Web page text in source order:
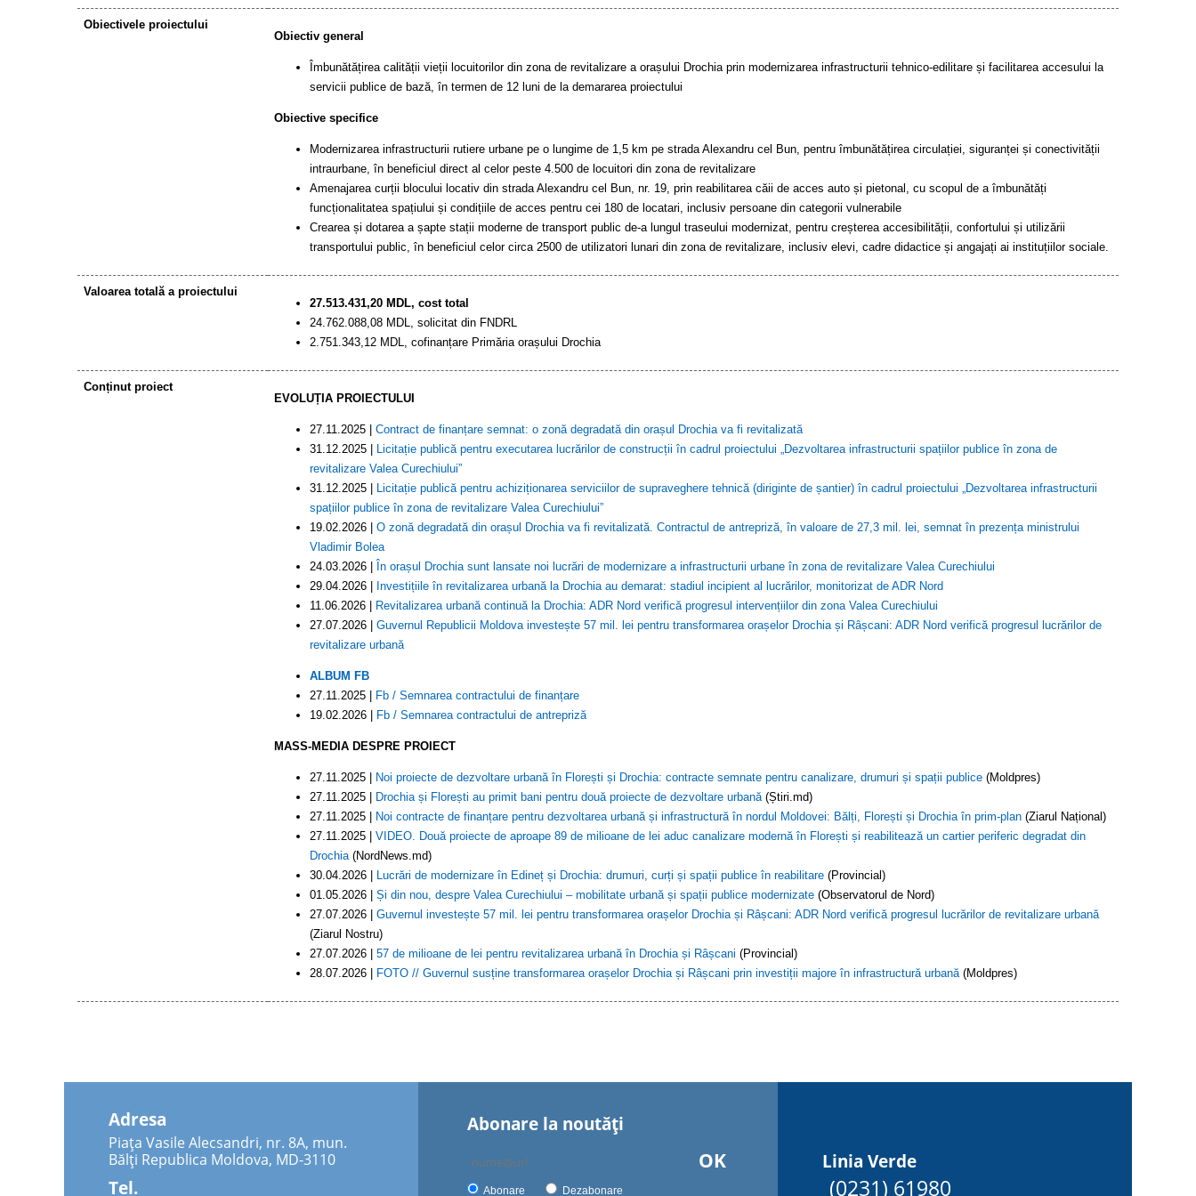
Obiectivele proiectului
Obiectiv general
Îmbunătățirea calității vieții locuitorilor din zona de revitalizare a orașului Drochia prin modernizarea infrastructurii tehnico-edilitare și facilitarea accesului la
servicii publice de bază, în termen de 12 luni de la demararea proiectului
Obiective specifice
Modernizarea infrastructurii rutiere urbane pe o lungime de 1,5 km pe strada Alexandru cel Bun, pentru îmbunătățirea circulației, siguranței și conectivității
intraurbane, în beneficiul direct al celor peste 4.500 de locuitori din zona de revitalizare
Amenajarea curții blocului locativ din strada Alexandru cel Bun, nr. 19, prin reabilitarea căii de acces auto și pietonal, cu scopul de a îmbunătăți
funcționalitatea spațiului și condițiile de acces pentru cei 180 de locatari, inclusiv persoane din categorii vulnerabile
Crearea și dotarea a șapte stații moderne de transport public de-a lungul traseului modernizat, pentru creșterea accesibilității, confortului și utilizării
transportului public, în beneficiul celor circa 2500 de utilizatori lunari din zona de revitalizare, inclusiv elevi, cadre didactice și angajați ai instituțiilor sociale.
Valoarea totală a proiectului
27.513.431,20 MDL, cost total
24.762.088,08 MDL, solicitat din FNDRL
2.751.343,12 MDL, cofinanțare Primăria orașului Drochia
Conținut proiect
EVOLUȚIA PROIECTULUI
27.11.2025 | Contract de finanțare semnat: o zonă degradată din orașul Drochia va fi revitalizată
31.12.2025 |
Licitație publică pentru executarea lucrărilor de construcții în cadrul proiectului „Dezvoltarea infrastructurii spațiilor publice în zona de
revitalizare Valea Curechiului”
31.12.2025 |
Licitație publică pentru achiziționarea serviciilor de supraveghere tehnică (diriginte de șantier) în cadrul proiectului „Dezvoltarea infrastructurii
spațiilor publice în zona de revitalizare Valea Curechiului”
19.02.2026 | O zonă degradată din orașul Drochia va fi revitalizată. Contractul de antrepriză, în valoare de 27,3 mil. lei, semnat în prezența ministrului
Vladimir Bolea
24.03.2026 |
În orașul Drochia sunt lansate noi lucrări de modernizare a infrastructurii urbane în zona de revitalizare Valea Curechiului
29.04.2026 |
Investițiile în revitalizarea urbană la Drochia au demarat: stadiul incipient al lucrărilor, monitorizat de ADR Nord
11.06.2026 |
Revitalizarea urbană continuă la Drochia: ADR Nord verifică progresul intervențiilor din zona Valea Curechiului
27.07.2026 | Guvernul Republicii Moldova investește 57 mil. lei pentru transformarea orașelor Drochia și Râșcani: ADR Nord verifică progresul lucrărilor de
revitalizare urbană
ALBUM FB
27.11.2025 |
Fb / Semnarea contractului de finanțare
19.02.2026 |
Fb / Semnarea contractului de antrepriză
MASS-MEDIA DESPRE PROIECT
27.11.2025 | Noi proiecte de dezvoltare urbană în Florești și Drochia: contracte semnate pentru canalizare, drumuri și spații publice (Moldpres)
27.11.2025 |
Drochia și Florești au primit bani pentru două proiecte de dezvoltare urbană(Știri.md)
27.11.2025 |
Noi contracte de finanțare pentru dezvoltarea urbană și infrastructură în nordul Moldovei: Bălți, Florești și Drochia în prim-plan (Ziarul Național)
27.11.2025 | VIDEO. Două proiecte de aproape 89 de milioane de lei aduc canalizare modernă în Florești și reabilitează un cartier periferic degradat din
Drochia(NordNews.md)
30.04.2026 |
Lucrări de modernizare în Edineț și Drochia: drumuri, curți și spații publice în reabilitare (Provincial)
01.05.2026 | Și din nou, despre Valea Curechiului – mobilitate urbană și spații publice modernizate (Observatorul de Nord)
27.07.2026 | Guvernul investește 57 mil. lei pentru transformarea orașelor Drochia și Râșcani: ADR Nord verifică progresul lucrărilor de revitalizare urbană
(Ziarul Nostru)
27.07.2026 | 57 de milioane de lei pentru revitalizarea urbană în Drochia și Râșcani (Provincial)
28.07.2026 |
FOTO // Guvernul susține transformarea orașelor Drochia și Râșcani prin investiții majore în infrastructură urbană(Moldpres)
Adresa
Piața Vasile Alecsandri, nr. 8A, mun.
Bălți Republica Moldova, MD-3110
Tel.
Abonare la noutăţi
OK
Abonare Dezabonare
Linia Verde
(0231) 61980